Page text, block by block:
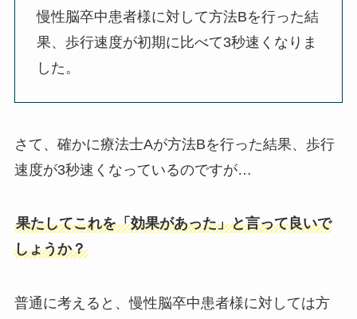
慢性脳卒中患者様に対して方法Bを行った結
果、歩行速度が初期に比べて3秒速くなりま
した。
さて、確かに療法士Aが方法Bを行った結果、歩行
速度が3秒速くなっているのですが…
果たしてこれを「効果があった」と言って良いで
しょうか？
普通に考えると、慢性脳卒中患者様に対しては方